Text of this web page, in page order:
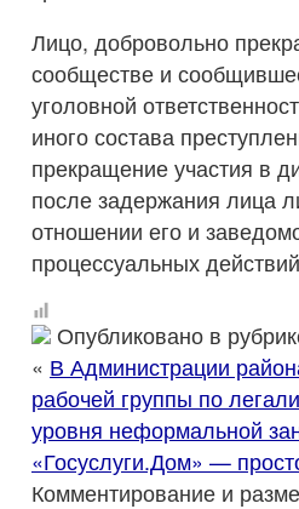
Лицо, добровольно
сообществе и
уголовной
иного состава
прекращение участия в
после задержания лица
отношении его и
процессуальных
Опубликовано в
« В Администрации
рабочей группы по
уровня неформальной
«Госуслуги.Дом» —
Комментирование и